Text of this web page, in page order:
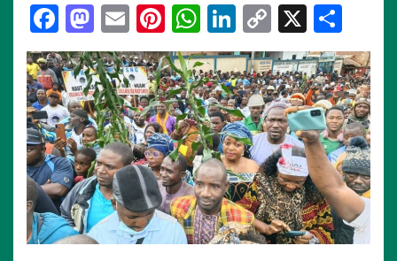
F
a
ce
b
o
o
k
M
a
st
o
d
o
n
E
m
ail
Pi
nt
er
es
t
W
h
at
s
A
p
p
Li
n
ke
dI
n
C
o
py
Li
n
k
X
ar
ta
g
er